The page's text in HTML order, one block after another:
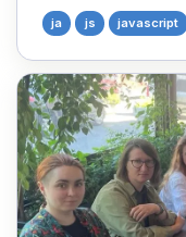
ja js javascript